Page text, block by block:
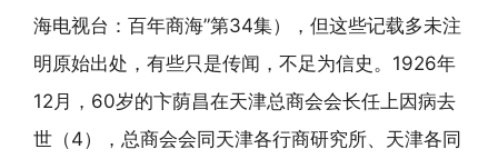
海电视台：百年商海”第34集），但这些记载多未注
明原始出处，有些只是传闻，不足为信史。1926年
12月，60岁的卞荫昌在天津总商会会长任上因病去
世（4），总商会会同天津各行商研究所、天津各同